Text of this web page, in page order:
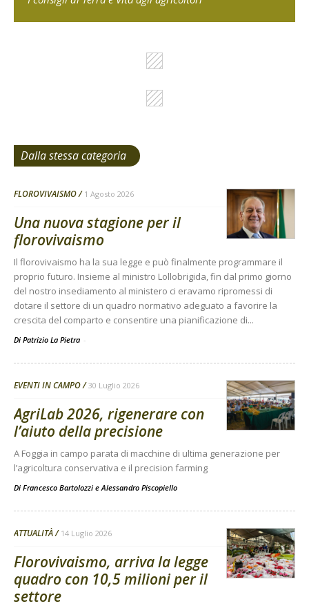
Dalla stessa categoria
FLOROVIVAISMO 1 Agosto 2026
Una nuova stagione per il
florovivaismo
Il florovivaismo ha la sua legge e può finalmente programmare il
proprio futuro. Insieme al ministro Lollobrigida, fin dal primo giorno
del nostro insediamento al ministero ci eravamo ripromessi di
dotare il settore di un quadro normativo adeguato a favorire la
crescita del comparto e consentire una pianificazione di...
Di Patrizio La Pietra -
EVENTI IN CAMPO 30 Luglio 2026
AgriLab 2026, rigenerare con
l’aiuto della precisione
A Foggia in campo parata di macchine di ultima generazione per
l’agricoltura conservativa e il precision farming
Di Francesco Bartolozzi e Alessandro Piscopiello
ATTUALITÀ 14 Luglio 2026
Florovivaismo, arriva la legge
quadro con 10,5 milioni per il
settore